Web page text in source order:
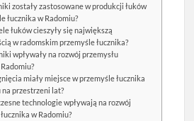
zostały zastosowane w produkcji łuków
łucznika w Radomiu?
łuków cieszyły się największą
w radomskim przemyśle łucznika?
wpływały na rozwój przemysłu
miały miejsce w przemyśle łucznika
na przestrzeni lat?
technologie wpływają na rozwój
w Radomiu?